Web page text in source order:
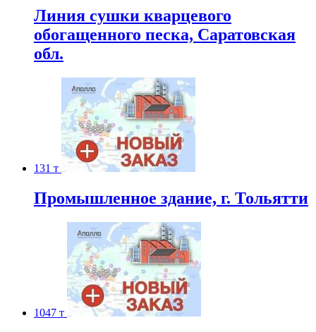
Линия сушки кварцевого
обогащенного песка, Саратовская
обл.
131 т
Промышленное здание, г. Тольятти
1047 т